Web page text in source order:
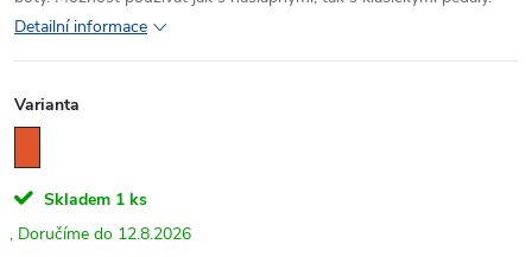
Detailní informace
Varianta
Skladem 1 ks
12.8.2026